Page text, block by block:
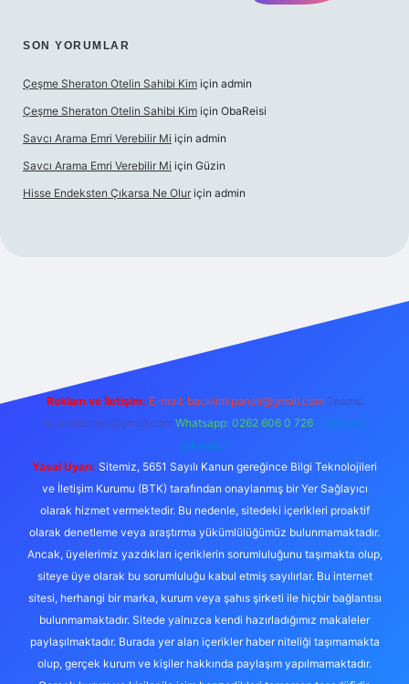
SON YORUMLAR
Çeşme Sheraton Otelin Sahibi Kim için admin
Çeşme Sheraton Otelin Sahibi Kim için ObaReisi
Savcı Arama Emri Verebilir Mi için admin
Savcı Arama Emri Verebilir Mi için Güzin
Hisse Endeksten Çıkarsa Ne Olur için admin
Reklam ve İletişim: E-mail: backlinkpaneli@gmail.com Teams:
forumhizmeti@gmail.com Whatsapp: 0262 606 0 726 Telegram:
@karabul
Yasal Uyarı: Sitemiz, 5651 Sayılı Kanun gereğince Bilgi Teknolojileri
ve İletişim Kurumu (BTK) tarafından onaylanmış bir Yer Sağlayıcı
olarak hizmet vermektedir. Bu nedenle, sitedeki içerikleri proaktif
olarak denetleme veya araştırma yükümlülüğümüz bulunmamaktadır.
Ancak, üyelerimiz yazdıkları içeriklerin sorumluluğunu taşımakta olup,
siteye üye olarak bu sorumluluğu kabul etmiş sayılırlar. Bu internet
sitesi, herhangi bir marka, kurum veya şahıs şirketi ile hiçbir bağlantısı
bulunmamaktadır. Sitede yalnızca kendi hazırladığımız makaleler
paylaşılmaktadır. Burada yer alan içerikler haber niteliği taşımamakta
olup, gerçek kurum ve kişiler hakkında paylaşım yapılmamaktadır.